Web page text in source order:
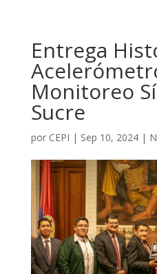
Entrega
Monitoreo
Sucre
por CEPI | Sep 10, 2024|